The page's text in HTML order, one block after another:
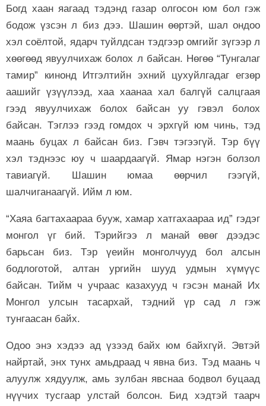
Богд хаан яагаад тэдэнд газар олгосон юм бол гэж
бодож үзсэн л биз дээ. Шашин өөртэй, шал ондоо
хэл соёлтой, ядарч туйлдсан тэдгээр омгийг зүгээр л
хөөгөөд явуулчихаж болох л байсан. Нөгөө “Тунгалаг
тамир” кинонд Итгэлтийн эхний цухуйлгадаг егзөр
аашийг үзүүлээд, хаа хаанаа хал балгүй салцгаая
гээд явуулчихаж болох байсан уу гэвэл болох
байсан. Тэглээ гээд гомдох ч эрхгүй юм чинь, тэд
маань буцах л байсан биз. Гэвч тэгээгүй. Тэр бүү
хэл тэднээс юу ч шаардаагүй. Ямар нэгэн болзол
тавиагүй. Шашин юмаа өөрчил гээгүй,
шалчиганаагүй. Ийм л юм.
“Хаяа багтахаараа бууж, хамар хатгахаараа ид” гэдэг
монгол үг бий. Тэрийгээ л манай өвөг дээдэс
барьсан биз. Тэр үеийн монголчууд бол алсын
бодлоготой, алтан ургийн шууд удмын хүмүүс
байсан. Тийм ч учраас казахууд ч гэсэн манай Их
Монгол улсын тасархай, тэдний үр сад л гэж
тунгаасан байх.
Одоо энэ хэдээ ад үзээд байх юм байхгүй. Эвтэй
найртай, энх тунх амьдраад ч явна биз. Тэд маань ч
алуулж хядуулж, амь зулбан явснаа бодвол буцаад
нүүчих тусгаар улстай болсон. Бид хэдтэй таарч